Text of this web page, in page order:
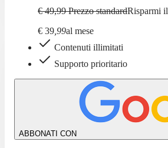
€ 49,99 Prezzo standardRisparmi il
€ 39 99al mese
Contenuti illimitati
Supporto prioritario
ABBONATI CON